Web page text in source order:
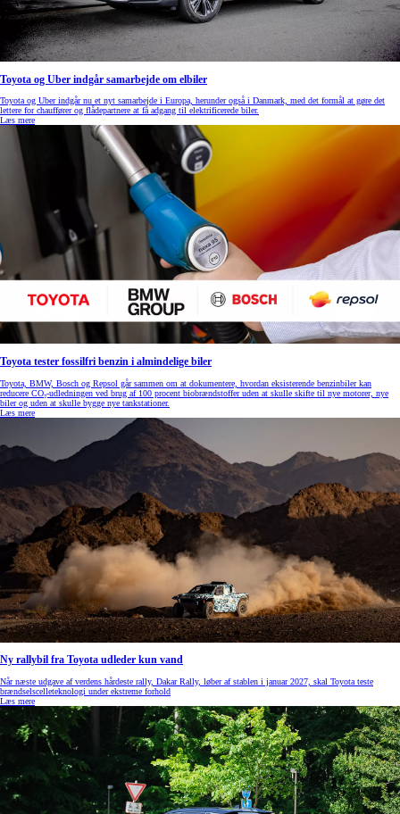
Toyota og Uber indgår samarbejde om elbiler
Toyota og Uber indgår nu et nyt samarbejde i Europa, herunder også i Danmark, med det formål at gøre det
lettere for chauffører og flådepartnere at få adgang til elektrificerede biler.
Læs mere
Toyota tester fossilfri benzin i almindelige biler
Toyota, BMW, Bosch og Repsol går sammen om at dokumentere, hvordan eksisterende benzinbiler kan
reducere CO₂-udledningen ved brug af 100 procent biobrændstoffer uden at skulle skifte til nye motorer, nye
biler og uden at skulle bygge nye tankstationer.
Læs mere
Ny rallybil fra Toyota udleder kun vand
Når næste udgave af verdens hårdeste rally, Dakar Rally, løber af stablen i januar 2027, skal Toyota teste
brændselscelleteknologi under ekstreme forhold
Læs mere